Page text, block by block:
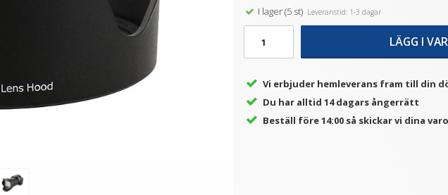
JJC Motljusskydd för
Canon EF 40mm f/2.8 STM
★
LÄGG I VARUKORG
Step Up Ring 30-30.5mm -
Gör filtergängan större
★★ ★
LÄGG I VARUKORG
JJC Motljusskydd för
Canon RF 50mm f/1.8 STM
ersätter ES-65B
LÄGG I VARUKORG
I lager (5 st)Leveranstid: 1-3 dagar
LÄGG I
Vi erbjuder hemleverans fram till din
Du har alltid 14 dagars ångerrätt
Beställ före 14:00 så skickar vi dina